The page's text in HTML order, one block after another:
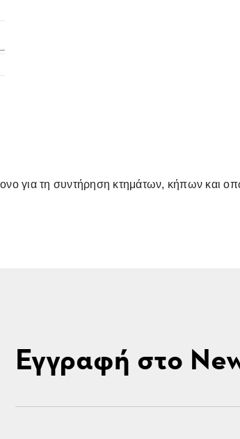
για τη συντήρηση κτημάτων, κήπων
Εγγραφή στο